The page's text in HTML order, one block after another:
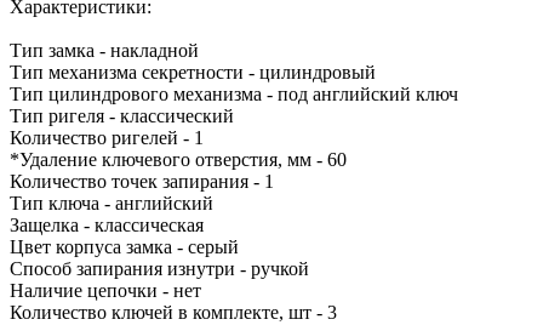
Характеристики:
Тип замка - накладной
Тип механизма секретности - цилиндровый
Тип цилиндрового механизма - под английский ключ
Тип ригеля - классический
Количество ригелей - 1
*Удаление ключевого отверстия, мм - 60
Количество точек запирания - 1
Тип ключа - английский
Защелка - классическая
Цвет корпуса замка - серый
Способ запирания изнутри - ручкой
Наличие цепочки - нет
Количество ключей в комплекте, шт - 3